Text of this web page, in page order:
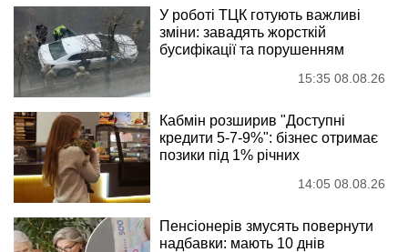
У роботі ТЦК готують важливі
зміни: завадять жорсткій
бусифікації та порушенням
15:35 08.08.26
Кабмін розширив "Доступні
кредити 5-7-9%": бізнес отримає
позики під 1% річних
14:05 08.08.26
Пенсіонерів змусять повернути
надбавки: мають 10 днів